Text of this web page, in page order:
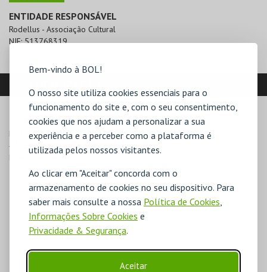
Bem-vindo à BOL!
O nosso site utiliza cookies essenciais para o
funcionamento do site e, com o seu consentimento,
cookies que nos ajudam a personalizar a sua
experiência e a perceber como a plataforma é
utilizada pelos nossos visitantes.
Ao clicar em "Aceitar" concorda com o
armazenamento de cookies no seu dispositivo. Para
saber mais consulte a nossa Política de Cookies
Informações Sobre Cookies e
Privacidade & Segurança.
Aceitar
ENTIDADE RESPONSÁVEL
Rodellus - Associação Cultural
NIF:513768319
MORADA
Largo 25 de Abril
4705-472 Ruílhe
Direcções para Rodellus